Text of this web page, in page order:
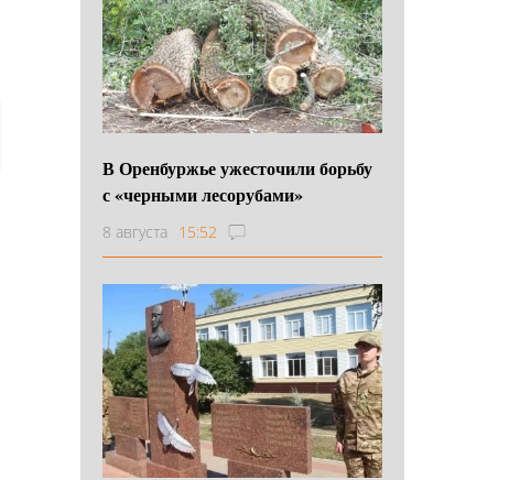
В Оренбуржье ужесточили борьбу
с «черными лесорубами»
8 августа 15:52